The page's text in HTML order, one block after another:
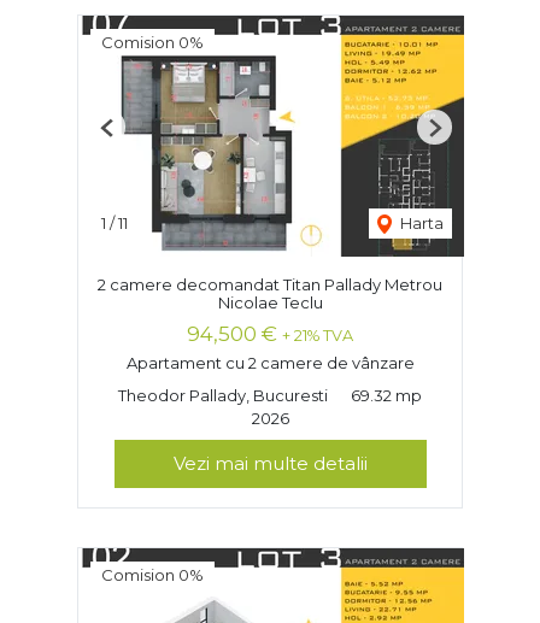
Comision 0%
1 /11 Harta
Previous Next
2 camere decomandat Titan Pallady Metrou
Nicolae Teclu
94,500 € + 21% TVA
Apartament cu 2 camere de vânzare
Theodor Pallady, Bucuresti
69.32 mp
2026
Vezi mai multe detalii
Comision 0%